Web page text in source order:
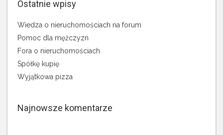
Ostatnie wpisy
Wiedza o nieruchomościach na forum
Pomoc dla mężczyzn
Fora o nieruchomościach
Spółkę kupię
Wyjątkowa pizza
Najnowsze komentarze